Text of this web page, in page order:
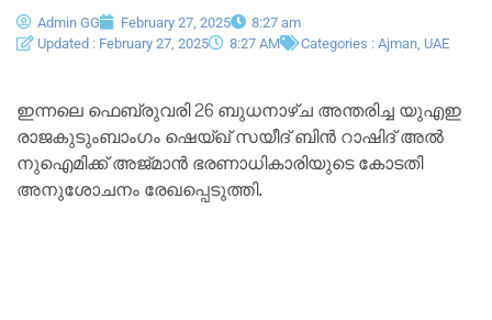
Admin GG February 27, 2025
8:27 am
Updated : February 27, 2025
8:27 AM Categories : Ajman UAE
ഇന്നലെ ഫെബ്രുവരി 26 ബുധനാഴ്ച അന്തരിച്ച യുഎഇ
രാജകുടുംബാംഗം ഷെയ്ഖ് സയീദ് ബിൻ റാഷിദ് അൽ
നുഐമിക്ക് അജ്മാൻ ഭരണാധികാരിയുടെ കോടതി
അനുശോചനം രേഖപ്പെടുത്തി.